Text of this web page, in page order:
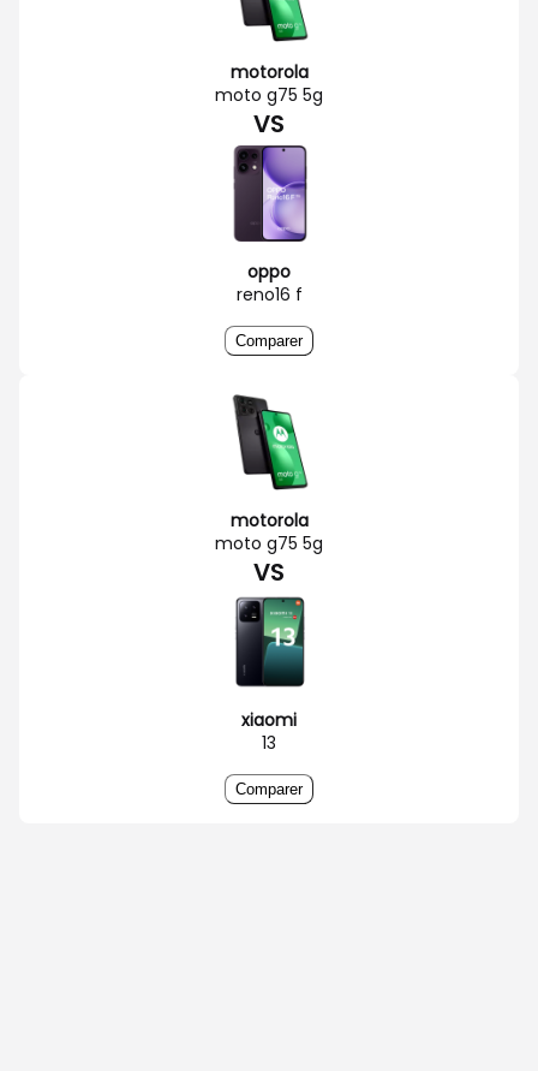
motorola
moto g75 5g
VS
oppo
reno16 f
Comparer
motorola
moto g75 5g
VS
xiaomi
13
Comparer